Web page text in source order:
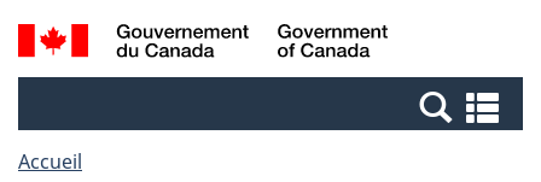
Passer
au
Passer
à
Canada
Recherche
et
et
Accueil